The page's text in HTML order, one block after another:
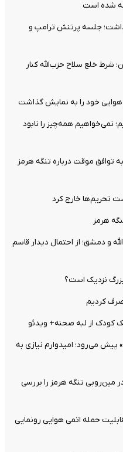
شده است
جلسه پرتنش ترامپ و
شرط خلع سلاح حزب‌الله کنار
خود را به نمایش گذاشت
نمی‌خواهیم همه‌چیز را نابود
موقت درباره تنگه هرمز
هرمز
و دمشق؛ از احتمال دیدار قاسم
بزرگ نزدیک است؟
کردیم
کودک از لبه صحنه+ ویدئو
پیش می‌رود؛ امیدوارم نیازی به
مین‌روبی تنگه هرمز را بررسی
حمله اتمی هوایی رونمایی